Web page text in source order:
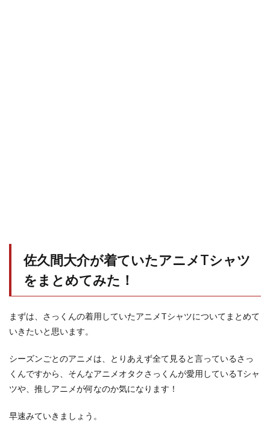
佐久間大介が着ていたアニメTシャツ
をまとめてみた！
まずは、さっくんの着用していたアニメTシャツについてまとめて
いきたいと思います。
シーズンごとのアニメは、とりあえず全て見ると言っているさっ
くんですから、そんなアニメオタクさっくんが愛用しているTシャ
ツや、推しアニメが何なのか気になります！
早速みていきましょう。